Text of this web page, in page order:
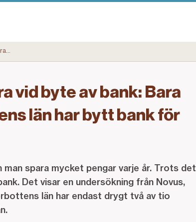
Många tusenlappar att spara vid byte av bank: Bara drygt två av tio i Västerbottens län har bytt bank för sitt bolån
vid byte av bank: Bara
län har bytt bank för
spara mycket pengar varje år. Trots det
Det visar en undersökning från Novus,
län har endast drygt två av tio